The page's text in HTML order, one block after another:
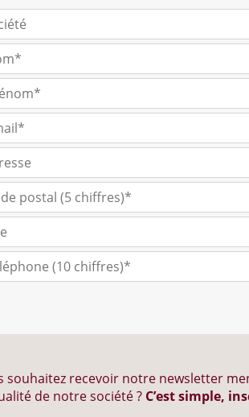
souhaitez recevoir notre newsletter
de notre société ? C’est simple,